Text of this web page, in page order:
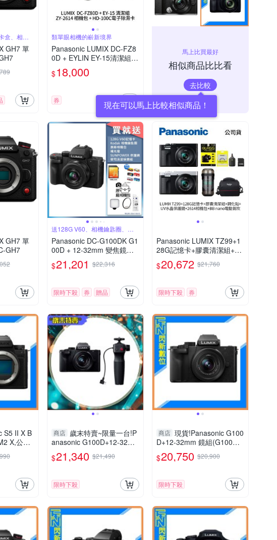
盒、相機
GH7 單
類單眼相機的嶄新境界
Panasonic LUMIX DC-FZ8
0D + EYLIN EY-15清潔組 +
SunLight ZY-2614相機包 +
EirMai 銳瑪 HD-100C電子
$18,000
券
馬上比買最好
相似商品比比看
去比較
現在可以馬上比較相似商品！
GH7 單
GH7
送128G V60、相機鑰匙圈、原
廠包
Panasonic DC-G100DK G1
00D + 12-32mm 變焦鏡組
公司貨
$21,201 $22,316
限時下殺 券 贈品
Panasonic LUMIX TZ99+1
28G記憶卡+膠囊清潔組+鋼
化貼+水晶保護鏡+2614相機
包+NITECORE BB nano 迷
$20,672 $21,760
限時下殺 券
S5 II X B
X,公司
商店 歲末特賣~限量一台!P
anasonic G100D+12-32m
m 把手組(G100D+1232+S
HGR2，公司貨)
$21,340 $21,490
限時下殺
商店 現貨!Panasonic G100
D+12-32mm 鏡組(G100D+
1232，公司貨)G100
$20,750 $20,900
限時下殺